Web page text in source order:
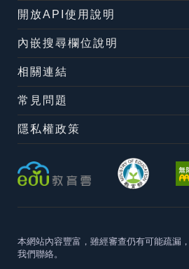
開放API使用說明
內嵌搜尋欄位說明
相關連結
常見問題
隱私權政策
本網站內容豐富，雖經審查仍有可能疏漏，
我們聯絡。